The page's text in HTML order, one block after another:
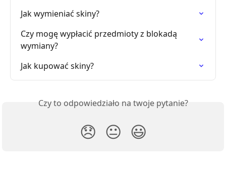
Jak wymieniać skiny?
Czy mogę wypłacić przedmioty z blokadą
wymiany?
Jak kupować skiny?
Czy to odpowiedziało na twoje pytanie?
😞 😐 😃